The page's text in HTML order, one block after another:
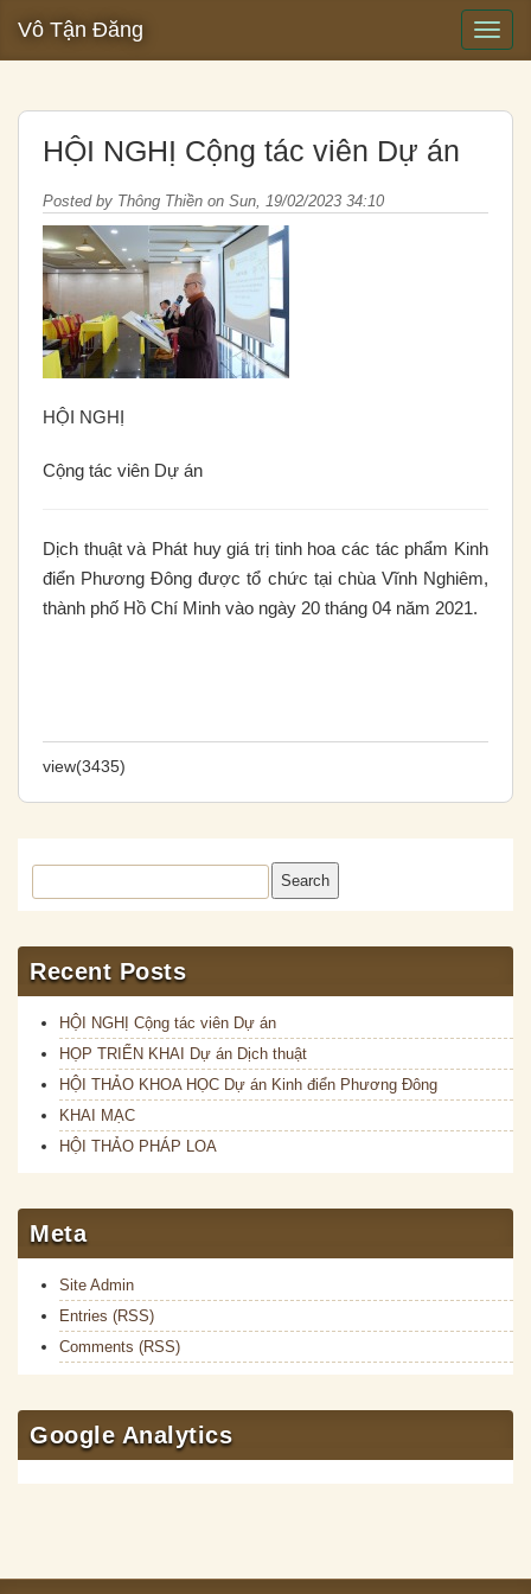
Vô Tận Đăng
HỘI NGHỊ Cộng tác viên Dự án
Posted by Thông Thiền on Sun, 19/02/2023 34:10
HỘI NGHỊ
Cộng tác viên Dự án
Dịch thuật và Phát huy giá trị tinh hoa các tác phẩm Kinh
điển Phương Đông được tổ chức tại chùa Vĩnh Nghiêm,
thành phố Hồ Chí Minh vào ngày 20 tháng 04 năm 2021.
view(3435)
Search
Recent Posts
HỘI NGHỊ Cộng tác viên Dự án
HỌP TRIỂN KHAI Dự án Dịch thuật
HỘI THẢO KHOA HỌC Dự án Kinh điển Phương Đông
KHAI MẠC
HỘI THẢO PHÁP LOA
Meta
Site Admin
Entries (RSS)
Comments (RSS)
Google Analytics